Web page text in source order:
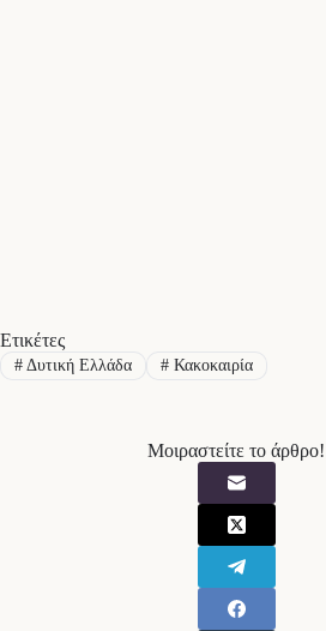
Ετικέτες
#Δυτική Ελλάδα #Κακοκαιρία
Μοιραστείτε το άρθρο!